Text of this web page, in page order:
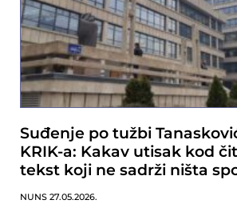
Suđenje po tužbi
KRIK-a: Kakav utisak kod
tekst koji ne sadrži ništa
NUNS 27.05.2026.